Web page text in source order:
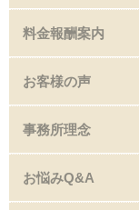
料金報酬案内
お客様の声
事務所理念
お悩みQ&A